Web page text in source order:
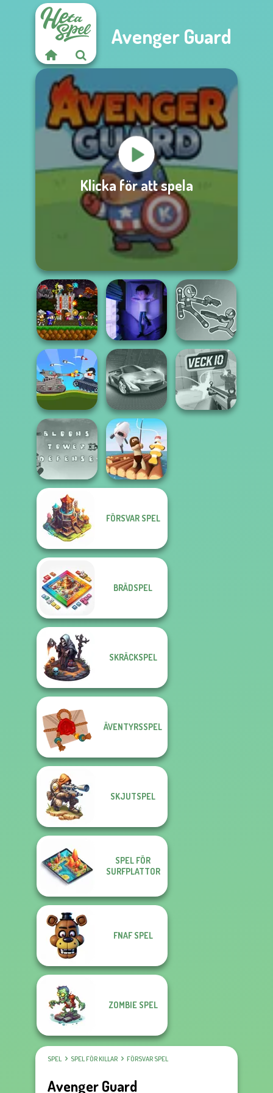
Avenger Guard
Klicka för att spela
Mini Guardians
Castle Defense
Cursed Dreams
Stick Duel: Battle
Hero
Battle Of Tank
Steel
Grand Cyber City
Bloons Tower
Defense
FÖRSVAR SPEL
BRÄDSPEL
SKRÄCKSPEL
ÄVENTYRSSPEL
SKJUTSPEL
SPEL FÖR
SURFPLATTOR
FNAF SPEL
ZOMBIE SPEL
SPEL SPEL FÖR KILLAR FÖRSVAR SPEL
Avenger Guard